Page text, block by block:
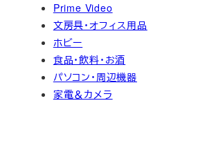
Prime Video
文房具・オフィス用品
ホビー
食品・飲料・お酒
パソコン・周辺機器
家電＆カメラ